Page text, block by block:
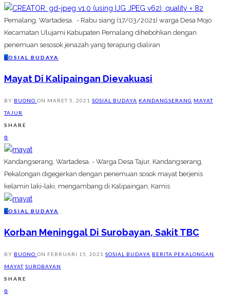
Pemalang, Wartadesa. - Rabu siang (17/03/2021) warga Desa Mojo
Kecamatan Ulujami Kabupaten Pemalang dihebohkan dengan
penemuan sesosok jenazah yang terapung dialiran
S OSIAL BUDAYA
Mayat Di Kalipaingan Dievakuasi
BY BUONO ON MARET 5, 2021 SOSIAL BUDAYA KANDANGSERANG MAYAT
TAJUR
SHARE
0
Kandangserang, Wartadesa. - Warga Desa Tajur, Kandangserang,
Pekalongan digegerkan dengan penemuan sosok mayat berjenis
kelamin laki-laki, mengambang di Kalipaingan, Kamis
S OSIAL BUDAYA
Korban Meninggal Di Surobayan, Sakit TBC
BY BUONO ON FEBRUARI 15, 2021 SOSIAL BUDAYA BERITA PEKALONGAN
MAYAT SUROBAYAN
SHARE
0